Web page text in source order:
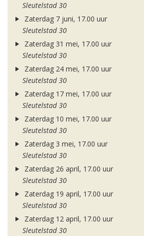
Sleutelstad 30
Zaterdag 7 juni, 17.00 uur
Sleutelstad 30
Zaterdag 31 mei, 17.00 uur
Sleutelstad 30
Zaterdag 24 mei, 17.00 uur
Sleutelstad 30
Zaterdag 17 mei, 17.00 uur
Sleutelstad 30
Zaterdag 10 mei, 17.00 uur
Sleutelstad 30
Zaterdag 3 mei, 17.00 uur
Sleutelstad 30
Zaterdag 26 april, 17.00 uur
Sleutelstad 30
Zaterdag 19 april, 17.00 uur
Sleutelstad 30
Zaterdag 12 april, 17.00 uur
Sleutelstad 30